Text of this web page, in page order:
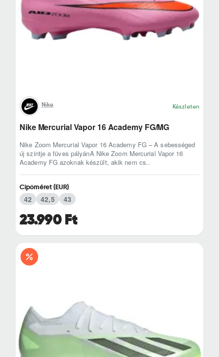
Nike Készleten
Nike Mercurial Vapor 16 Academy FG/MG
Nike Zoom Mercurial Vapor 16 Academy FG – A sebességed
új szintje a füves pályánA Nike Zoom Mercurial Vapor 16
Academy FG azoknak készült, akik nem cs..
23.990 Ft
Cipőméret (EUR)
42 42,5 43